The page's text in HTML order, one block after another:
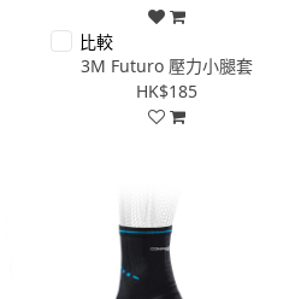
比較
3M Futuro 壓力小腿套
HK$185